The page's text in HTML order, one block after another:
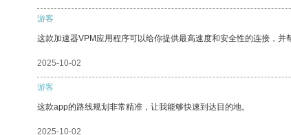
游客
这款加速器VPM应用程序可以给你提供最高速度和安全性的连接，并
2025-10-02
游客
这款app的路线规划非常精准，让我能够快速到达目的地。
2025-10-02